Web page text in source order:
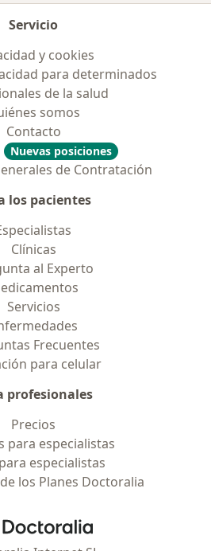
Servicio
y cookies
para determinados
de la salud
somos
Contacto
Nuevas posiciones
de Contratación
los pacientes
Clínicas
al Experto
Servicios
Frecuentes
para celular
profesionales
Precios
para especialistas
especialistas
los Planes Doctoralia
Doctoralia - Página de inicio